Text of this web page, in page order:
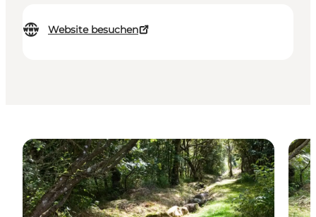
Website besuchen